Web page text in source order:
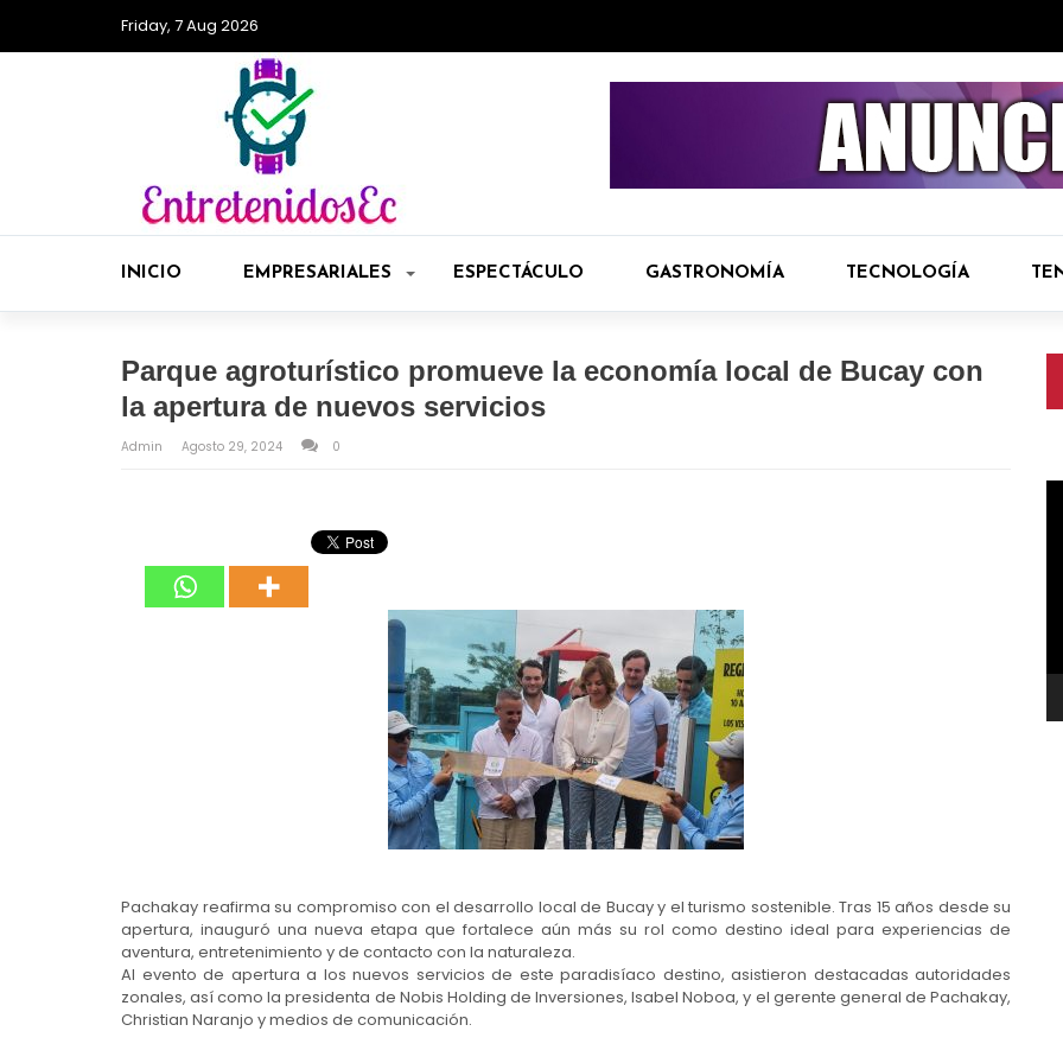
Friday, 7 Aug 2026
INICIO EMPRESARIALES ESPECTÁCULO GASTRONOMÍA TECNOLOGÍA
Parque agroturístico promueve la economía local de Bucay con
la apertura de nuevos servicios
Admin Agosto 29, 2024 0
Pachakay reafirma su compromiso con el desarrollo local de Bucay y el turismo sostenible. Tras 15 años desde su
apertura, inauguró una nueva etapa que fortalece aún más su rol como destino ideal para experiencias de
aventura, entretenimiento y de contacto con la naturaleza.
Al evento de apertura a los nuevos servicios de este paradisíaco destino, asistieron destacadas autoridades
zonales, así como la presidenta de Nobis Holding de Inversiones, Isabel Noboa, y el gerente general de Pachakay,
Christian Naranjo y medios de comunicación.